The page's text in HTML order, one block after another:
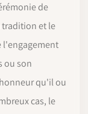
de
tradition et le
l'engagement
ou son
qu'il ou
cas, le